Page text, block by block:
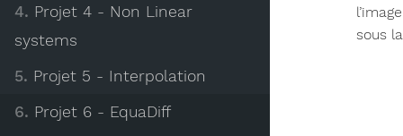
4. Projet 4 - Non Linear
systems
5. Projet 5 - Interpolation
6. Projet 6 - EquaDiff
sous